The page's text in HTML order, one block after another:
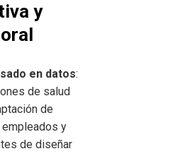
y
en datos:
de salud
de
y
de diseñar